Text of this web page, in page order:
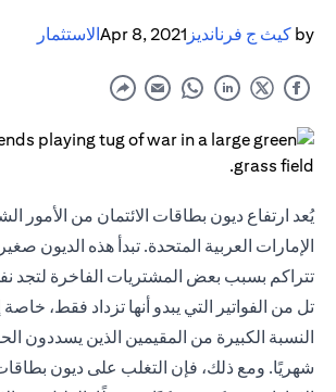
by كيث ج فرنانديز Apr 8, 2021الاستثمار
يُعد ارتفاع ديون بطاقات الائتمان من الأمور
الإمارات العربية المتحدة. تبدأ هذه الديون
تتراكم بسبب بعض المشتريات الفاخرة لتجد
تل من الفواتير التي يبدو أنها تزداد فقط،
النسبة الكبيرة من المقيمين الذين يسددون
شهريًا. ومع ذلك، فإن التغلب على ديون